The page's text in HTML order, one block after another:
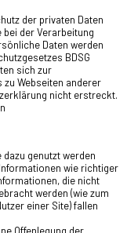
der privaten Daten
der Verarbeitung
Daten werden
BDSG
sich zur
zu Webseiten anderer
nicht erstreckt.
genutzt werden
wie richtiger
die nicht
werden (wie zum
einer Site) fallen